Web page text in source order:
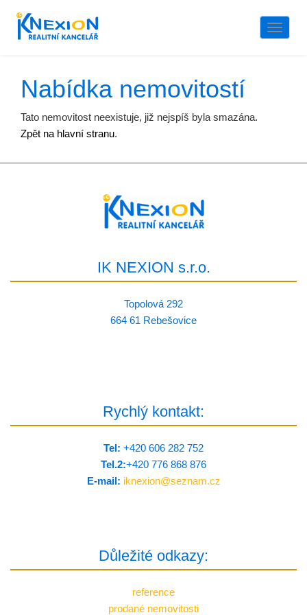
Nabídka nemovitostí
Tato nemovitost neexistuje, již nejspíš byla smazána.
Zpět na hlavní stranu.
IK NEXION s.r.o.
Topolová 292
664 61 Rebešovice
Rychlý kontakt:
Tel: +420 606 282 752
Tel.2:+420 776 8­68 876
E-mail: iknexion@seznam.cz
Důležité odkazy:
reference
prodané nemovitosti